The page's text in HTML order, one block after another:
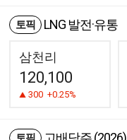
토픽 LNG 발전·유통
삼천리
120,100
300 +0.25%